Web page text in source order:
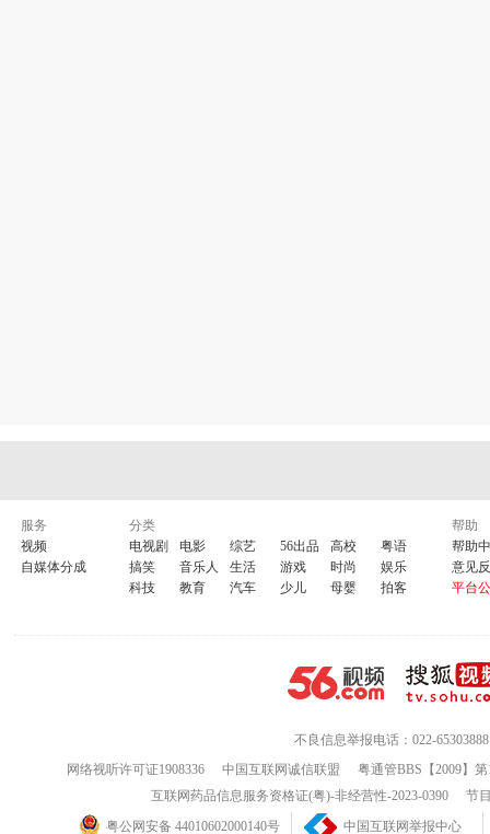
服务
视频
自媒体分成
分类
电视剧
电影 综艺 56出品 高校
粤语
搞笑
音乐人 生活 游戏 时尚
娱乐
科技
教育 汽车 少儿 母婴 拍客
帮助
帮助
意见
平台
不良信息举报电话：022-65303888
网络视听许可证1908336
中国互联网诚信联盟
粤通管BBS【2009】
互联网药品信息服务资格证(粤)-非经营性-2023-0390
节
粤公网安备 44010602000140号
中国互联网举报中心